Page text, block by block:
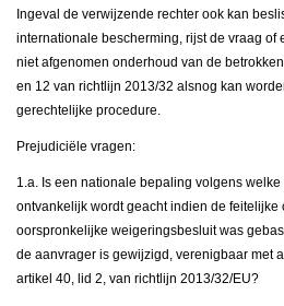
Ingeval de verwijzende rechter ook kan
internationale bescherming, rijst de vraag of
niet afgenomen onderhoud van de
en 12 van richtlijn 2013/32 alsnog kan
gerechtelijke procedure.
Prejudiciële vragen:
1.a. Is een nationale bepaling volgens
ontvankelijk wordt geacht indien de feitelijke
oorspronkelijke weigeringsbesluit was
de aanvrager is gewijzigd, verenigbaar met
artikel 40, lid 2, van richtlijn 2013/32/EU?